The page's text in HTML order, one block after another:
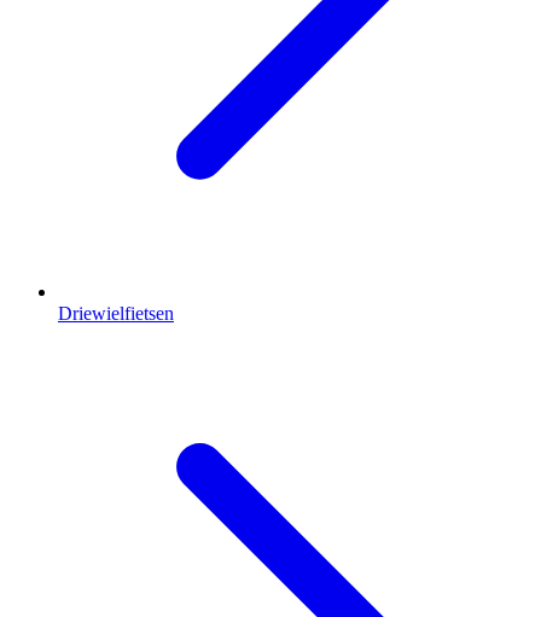
Driewielfietsen